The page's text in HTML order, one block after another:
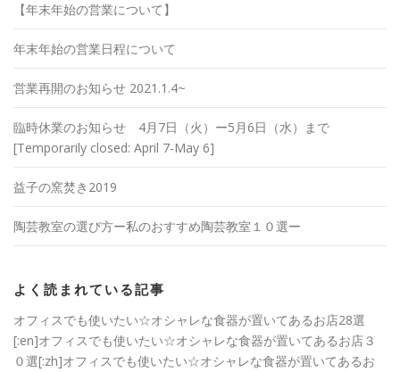
【年末年始の営業について】
年末年始の営業日程について
営業再開のお知らせ 2021.1.4~
臨時休業のお知らせ 4月7日（火）ー5月6日（水）まで
[Temporarily closed: April 7-May 6]
益子の窯焚き2019
陶芸教室の選び方ー私のおすすめ陶芸教室１０選ー
よく読まれている記事
オフィスでも使いたい☆オシャレな食器が置いてあるお店28選
[:en]オフィスでも使いたい☆オシャレな食器が置いてあるお店３
０選[:zh]オフィスでも使いたい☆オシャレな食器が置いてあるお